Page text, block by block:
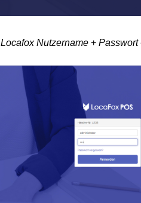
Locafox Nutzername + Passwort